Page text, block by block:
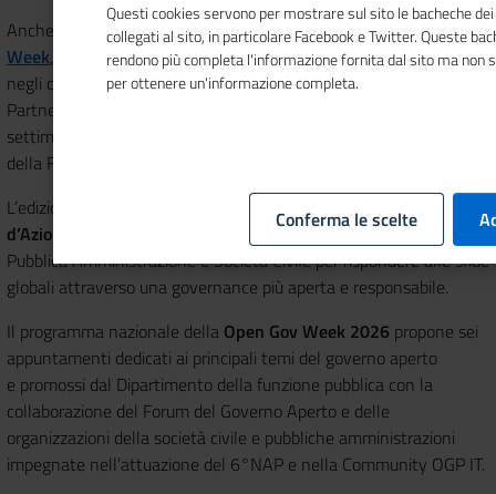
Anche quest'annoil Sistema cameraleaderisce allaOpen Gov
Week, l’appuntamento mondiale che si svolge in contemporanea
negli oltre 70 paesi che partecipano all’Open Government
Partnership per promuovere la politica del governo aperto. La
settimana, che in Italia è promossa e coordinata dal Dipartimento
della Funzione Pubblica, quest’anno si tiene
L’edizione 2026 si inserisce nel quadro delle azioni del6° Piano
d’Azione Nazionale (6NAP)
e mira a consolidare il dialogo tra
Pubblica Amministrazione e Società Civile per rispondere alle sfide
globali attraverso una governance più aperta e responsabile.
Il programma nazionale della Open Gov Week 2026 propone sei
appuntamenti dedicati ai principali temi del governo aperto
e promossi dal Dipartimento della funzione pubblica con la
collaborazione del Forum del Governo Aperto e delle
organizzazioni della società civile e pubbliche amministrazioni
impegnate nell’attuazione del 6°NAP e nella Community OGP IT.
Questi cookies servono per mostrare sul sito le bacheche
collegati al sito, in particolare Facebook e Twitter. Queste
rendono più completa l'informazione fornita dal sito ma non
per ottenere un'informazione completa.
Conferma le scelte